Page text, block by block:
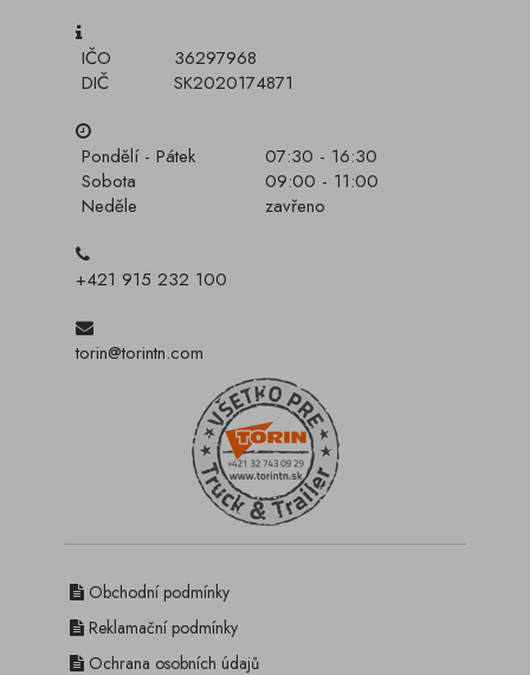
IČO
36297968
DIČ
SK2020174871
Pondělí - Pátek
07:30 - 16:30
Sobota
09:00 - 11:00
Neděle
zavřeno
+421 915 232 100
torin@torintn.com
Obchodní podmínky
Reklamační podmínky
Ochrana osobních údajů